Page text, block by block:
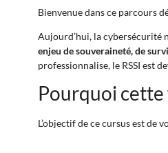
Bienvenue dans ce parcours
Aujourd’hui, la cybersécurité
enjeu de souveraineté, de
professionnalise, le RSSI est
Pourquoi
L’objectif de ce cursus est de